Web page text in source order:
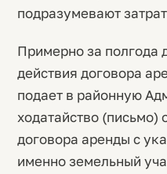
подразумевают
Примерно за полгода
действия договора
подает в районную
ходатайство (письмо)
договора аренды с
именно земельный